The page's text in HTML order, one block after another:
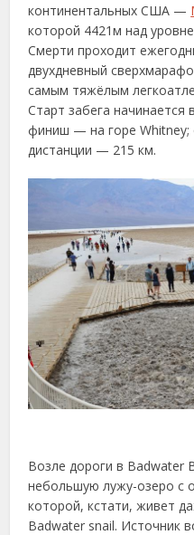
континентальных США —
которой 4421м над
Смерти проходит
двухдневный
самым тяжёлым
Старт забега начинается
финиш — на горе
дистанции — 215 км.
Возле дороги в Badwater
небольшую лужу-озеро с
которой, кстати, живет
Badwater snail. Источник